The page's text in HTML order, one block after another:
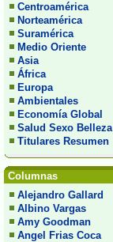
Centroamérica
Norteamérica
Suramérica
Medio Oriente
Asia
África
Europa
Ambientales
Economía Global
Salud Sexo Belleza
Titulares Resumen
Columnas
Alejandro Gallard
Albino Vargas
Amy Goodman
Angel Frias Coca